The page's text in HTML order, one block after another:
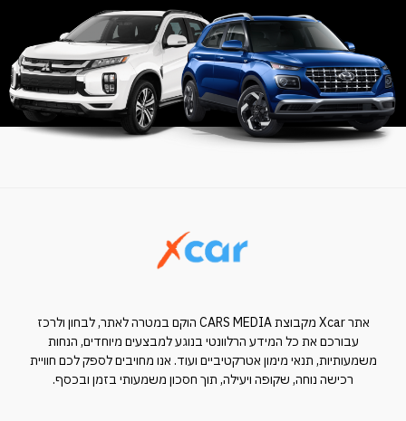
אתר Xcar מקבוצת CARS MEDIA הוקם במטרה לאתר, לבחון ולרכז
עבורכם את כל המידע הרלוונטי בנוגע למבצעים מיוחדים, הנחות
משמעותיות, תנאי מימון אטרקטיביים ועוד. אנו מחויבים לספק לכם חוויית
רכישה נוחה, שקופה ויעילה, תוך חסכון משמעותי בזמן ובכסף.